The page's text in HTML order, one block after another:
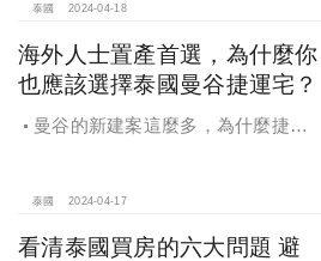
國際級企業爭相進駐，曼谷新崛起的
泰國 2024-04-18
海外人士置產首選，為什麼你
也應該選擇泰國曼谷捷運宅？
曼谷的新建案這麼多，為什麼捷運
泰國 2024-04-17
看清泰國買房的六大問題 避